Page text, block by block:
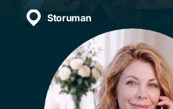
Storuman